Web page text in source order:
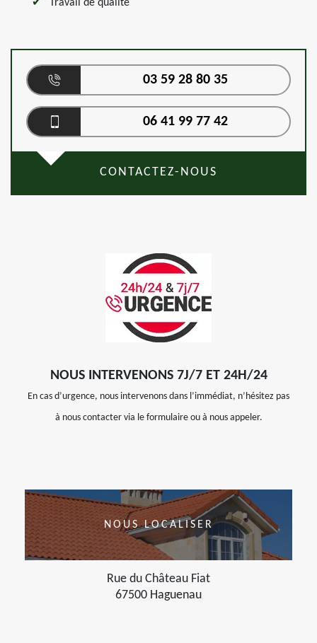
Travail de qualité
03 59 28 80 35
06 41 99 77 42
CONTACTEZ-NOUS
NOUS INTERVENONS 7J/7 ET 24H/24
En cas d’urgence, nous intervenons dans l’immédiat, n’hésitez pas
à nous contacter via le formulaire ou à nous appeler.
NOUS LOCALISER
Rue du Château Fiat
67500 Haguenau